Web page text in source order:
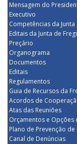
Mensagem do
Executivo
Competências da Junta
Editais da Junta de
Preçário
Organograma
Documentos
Editais
Regulamentos
Guia de Recursos da
Acordos de
Atas das Reuniões
Orçamentos e Opções
Plano de Prevenção
Canal de Denúncias